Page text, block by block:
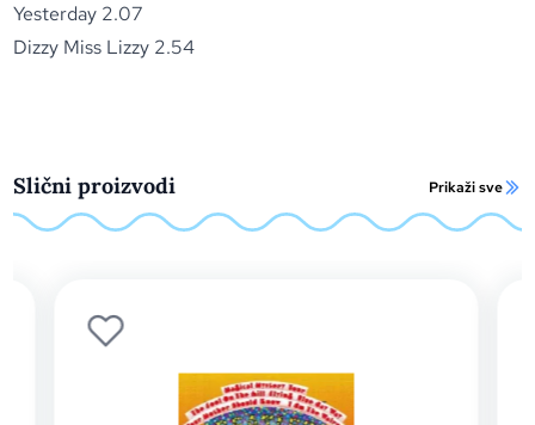
Yesterday 2.07
Dizzy Miss Lizzy 2.54
Slični proizvodi Prikaži sve